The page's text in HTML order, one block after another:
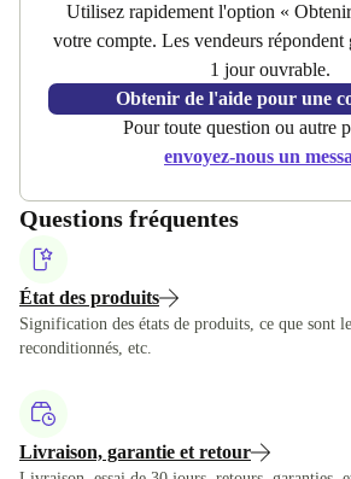
Utilisez rapidement l'option «
votre compte. Les vendeurs répondent
1 jour ouvrable.
Obtenir de l'aide pour une
Pour toute question ou autre
envoyez-nous un
Questions fréquentes
État des produits
Signification des états de produits, ce que sont
reconditionnés, etc.
Livraison, garantie et retour